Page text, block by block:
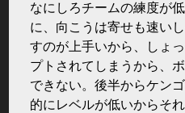
なにしろチームの練度が
に、向こうは寄せも速い
すのが上手いから、しょ
プトされてしまうから、
できない。後半からケン
的にレベルが低いからそ